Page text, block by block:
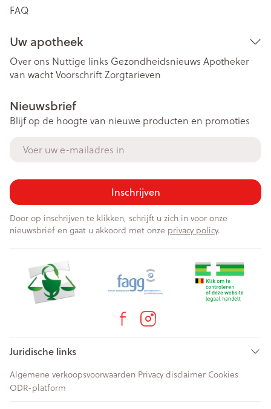
FAQ
Uw apotheek
Over ons Nuttige links Gezondheidsnieuws Apotheker
van wachtVoorschriftZorgtarieven
Nieuwsbrief
Blijf op de hoogte van nieuwe producten en promoties
Inschrijven
Door op inschrijven te klikken, schrijft u zich in voor onze
nieuwsbrief en gaat u akkoord met onze privacy policy.
Juridische links
Algemene verkoopsvoorwaarden Privacy disclaimer Cookies
ODR-platform